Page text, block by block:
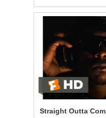
Straight Outta